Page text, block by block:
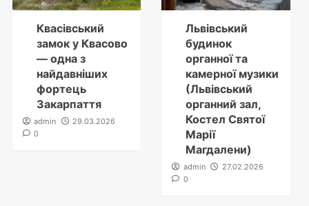
Квасівський
замок у Квасово
— одна з
найдавніших
фортець
Закарпаття
admin
29.03.2026
0
Львівський
будинок
органної та
камерної музики
(Львівський
органний зал,
Костел Святої
Марії
Магдалени)
admin
27.02.2026
0